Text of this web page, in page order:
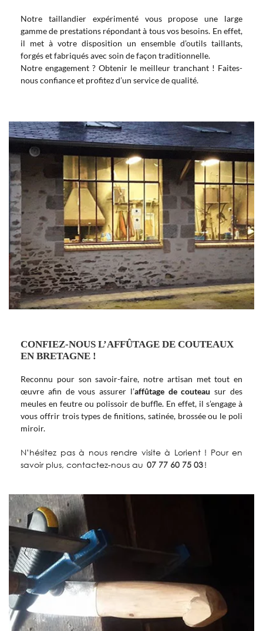
Notre taillandier expérimenté vous propose une large
gamme de prestations répondant à tous vos besoins. En effet,
il met à votre disposition un ensemble d’outils taillants,
forgés et fabriqués avec soin de façon traditionnelle.
Notre engagement ? Obtenir le meilleur tranchant ! Faites-
nous confiance et profitez d’un service de qualité.
CONFIEZ-NOUS L’AFFÛTAGE DE COUTEAUX
EN BRETAGNE !
Reconnu pour son savoir-faire, notre artisan met tout en
œuvre afin de vous assurer l’affûtage de couteau sur des
meules en feutre ou polissoir de buffle. En effet, il s’engage à
vous offrir trois types de finitions, satinée, brossée ou le poli
miroir.
N’hésitez pas à nous rendre visite à Lorient ! Pour en
savoir plus, contactez-nous au 07 77 60 75 03!